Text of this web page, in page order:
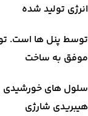
انرژی تولید شده
توسط پنل ها است.
موفق به ساخت
سلول های خورشیدی
هیبریدی شارژی